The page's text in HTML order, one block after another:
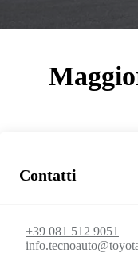
Contatti
+39 081 512 9051